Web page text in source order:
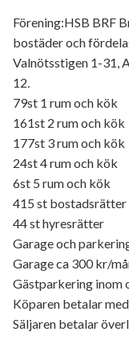
Förening:HSB BRF
bostäder och
Valnötsstigen 1-31,
12.
79st 1 rum och kök
161st 2 rum och kök
177st 3 rum och kök
24st 4 rum och kök
6st 5 rum och kök
415 st bostadsrätter
44 st hyresrätter
Garage och
Garage ca 300 kr/
Gästparkering inom
Köparen betalar
Säljaren betalar